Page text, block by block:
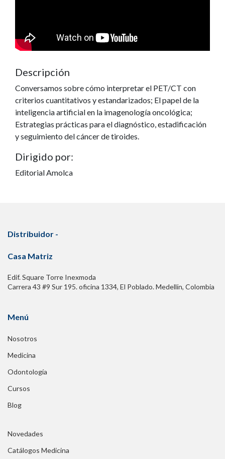
Descripción
Conversamos sobre cómo interpretar el PET/CT con
criterios cuantitativos y estandarizados; El papel de la
inteligencia artificial en la imagenología oncológica;
Estrategias prácticas para el diagnóstico, estadificación
y seguimiento del cáncer de tiroides.
Dirigido por:
Editorial Amolca
Distribuidor -
Casa Matriz
Edif. Square Torre Inexmoda
Carrera 43 #9 Sur 195. oficina 1334, El Poblado. Medellín, Colombia
Menú
Nosotros
Medicina
Odontología
Cursos
Blog
Novedades
Catálogos Medicina